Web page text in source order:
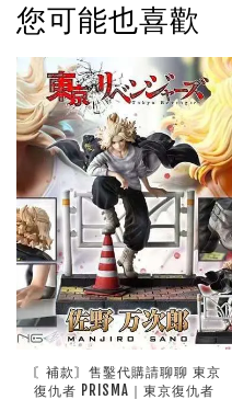
您可能也喜歡
〘補款〙售鑿代購請聊聊 東京
復仇者 PRISMA｜東京復仇者